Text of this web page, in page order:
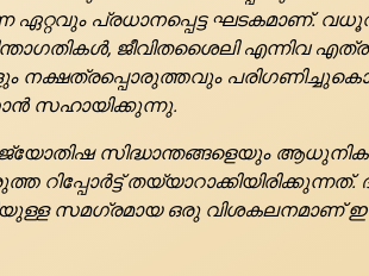
ഏറ്റവും പ്രധാനപ്പെട്ട ഘടകമാണ്.
ജീവിതശൈലി എന്നിവ
നക്ഷത്രപ്പൊരുത്തവും
സഹായിക്കുന്നു.
സിദ്ധാന്തങ്ങളെയും ആധുനിക
റിപ്പോർട്ട്
സമഗ്രമായ ഒരു വിശകലനമാണ് ഈ